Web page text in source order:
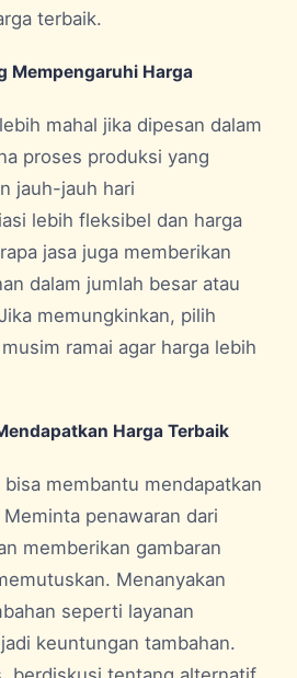
terbaik.
Mempengaruhi Harga
mahal jika dipesan dalam
proses produksi yang
jauh-jauh hari
lebih fleksibel dan harga
jasa juga memberikan
dalam jumlah besar atau
memungkinkan, pilih
ramai agar harga lebih
Harga Terbaik
membantu mendapatkan
penawaran dari
memberikan gambaran
Menanyakan
seperti layanan
keuntungan tambahan.